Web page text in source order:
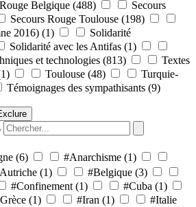
Belgique (488)
Secours
Secours Rouge Toulouse (198)
2016) (1)
Solidarité
Solidarité avec les Antifas (1)
et technologies (813)
Textes
Toulouse (48)
Turquie-
Témoignages des sympathisants (9)
(6) #Anarchisme (1)
(1) #Belgique (3)
#Confinement (1) #Cuba (1)
(1) #Iran (1)
#Italie